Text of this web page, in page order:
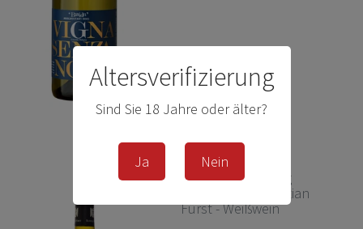
Altersverifizierung
Sind Sie 18 Jahre oder älter?
Ja Nein
Bürgstadter Riesling
trocken - Paul & Sebastian
Fürst - Weißwein